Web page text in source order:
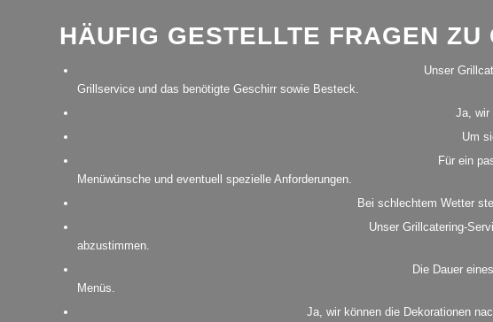
HÄUFIG GESTELLTE FRAGEN
Unser
Grillservice und das benötigte Geschirr sowie Besteck.
Ja, wir
Um
Für ein
Menüwünsche und eventuell spezielle Anforderungen.
Bei schlechtem Wetter
Unser Grillcatering-
abzustimmen.
Die Dauer
Menüs.
Ja, wir können die Dekorationen